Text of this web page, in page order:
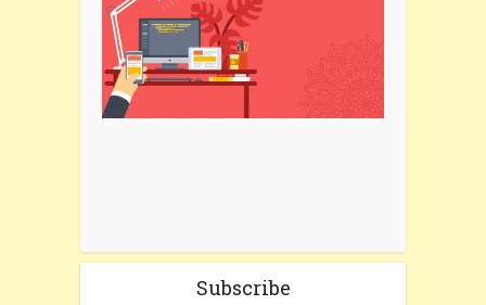
Subscribe